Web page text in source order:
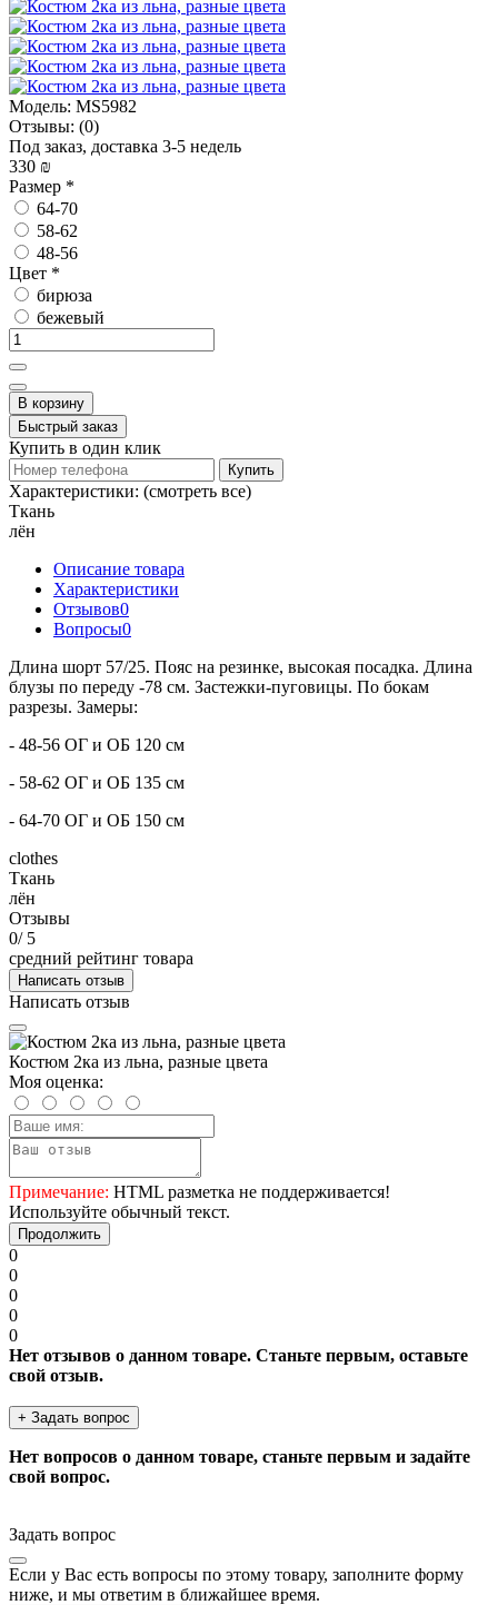
Модель: MS5982
Отзывы: (0)
Под заказ, доставка 3-5 недель
330 ₪
Размер *
64-70
58-62
48-56
Цвет *
бирюза
бежевый
В корзину
Быстрый заказ
Купить в один клик
Купить
Характеристики: (смотреть все)
Ткань
лён
Описание товара
Характеристики
Отзывов0
Вопросы0
Длина шорт 57/25. Пояс на резинке, высокая посадка. Длина
блузы по переду -78 см. Застежки-пуговицы. По бокам
разрезы. Замеры:
- 48-56 ОГ и ОБ 120 см
- 58-62 ОГ и ОБ 135 см
- 64-70 ОГ и ОБ 150 см
clothes
Ткань
лён
Отзывы
0/ 5
средний рейтинг товара
Написать отзыв
Написать отзыв
Костюм 2ка из льна, разные цвета
Моя оценка:
Примечание: HTML разметка не поддерживается!
Используйте обычный текст.
Продолжить
0
0
0
0
0
Нет отзывов о данном товаре. Станьте первым, оставьте
свой отзыв.
+ Задать вопрос
Нет вопросов о данном товаре, станьте первым и задайте
свой вопрос.
Задать вопрос
Если у Вас есть вопросы по этому товару, заполните форму
ниже, и мы ответим в ближайшее время.